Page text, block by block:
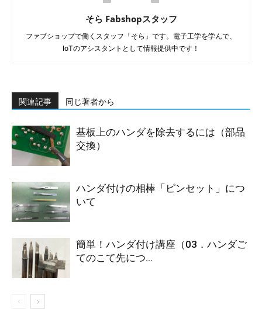
そら Fabshopスタッフ
ファブショップで働くスタッフ「そら」です。電子工学を学んで、
IoTのアシスタントとして情報提供中です！
関連記事 同じ著者から
基板上のハンダを除去するには（部品
交換）
ハンダ付けの相棒「ピンセット」につ
いて
簡単！ハンダ付け講座（03．ハンダご
てのこて先につ...